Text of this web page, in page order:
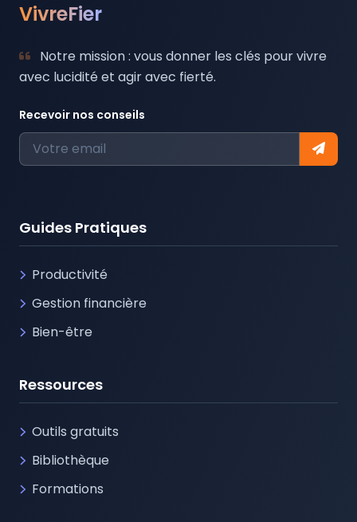
VivreFier
Notre mission : vous donner les clés pour vivre
avec lucidité et agir avec fierté.
Recevoir nos conseils
Guides Pratiques
Productivité
Gestion financière
Bien-être
Ressources
Outils gratuits
Bibliothèque
Formations